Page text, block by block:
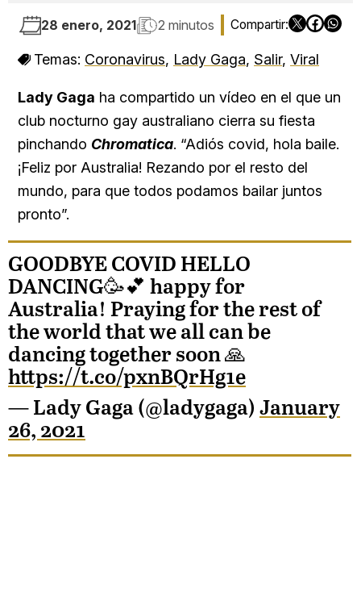
28 enero, 2021 2 minutos
Temas: Coronavirus, Lady Gaga, Salir, Viral
Lady Gaga ha compartido un vídeo en el que un
club nocturno gay australiano cierra su fiesta
pinchando Chromatica. “Adiós covid, hola baile.
¡Feliz por Australia! Rezando por el resto del
mundo, para que todos podamos bailar juntos
pronto”.
GOODBYE COVID HELLO
DANCING🥳💕 happy for
Australia! Praying for the rest of
the world that we all can be
dancing together soon 🙏
https://t.co/pxnBQrHg1e
— Lady Gaga (@ladygaga) January
26, 2021